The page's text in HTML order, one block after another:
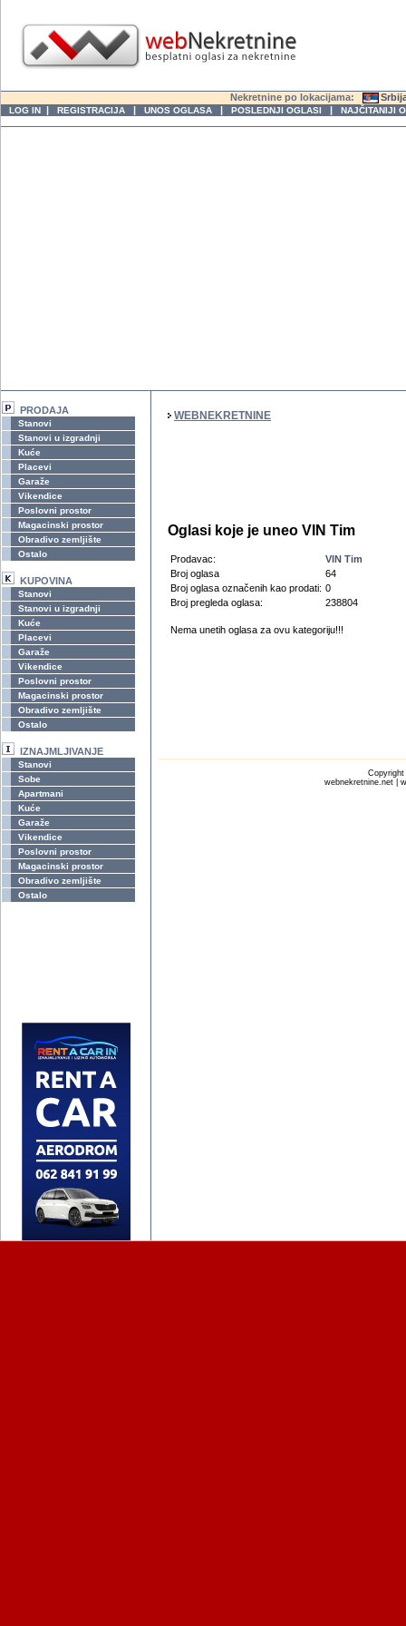
Nekretnine po lokacijama:
LOG IN | REGISTRACIJA | UNOS OGLASA | POSLEDNJI OGLASI | NAJČITANIJI
PRODAJA
Stanovi
Stanovi u izgradnji
Kuće
Placevi
Garaže
Vikendice
Poslovni prostor
Magacinski prostor
Obradivo zemljište
Ostalo
KUPOVINA
Stanovi
Stanovi u izgradnji
Kuće
Placevi
Garaže
Vikendice
Poslovni prostor
Magacinski prostor
Obradivo zemljište
Ostalo
IZNAJMLJIVANJE
Stanovi
Sobe
Apartmani
Kuće
Garaže
Vikendice
Poslovni prostor
Magacinski prostor
Obradivo zemljište
Ostalo
WEBNEKRETNINE
Oglasi koje je uneo VIN Tim
Prodavac:
VIN Tim
Broj oglasa
64
Broj oglasa označenih kao prodati: 0
Broj pregleda oglasa:
238804
Nema unetih oglasa za ovu kategoriju!!!
webnekretnine.net |